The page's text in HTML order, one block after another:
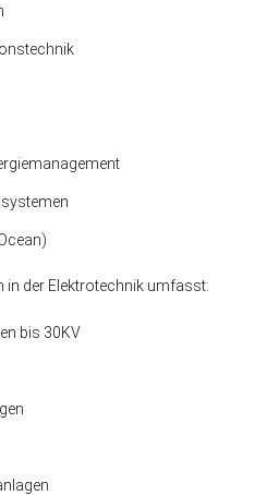
in der Elektro­technik umfasst:
bis 30KV